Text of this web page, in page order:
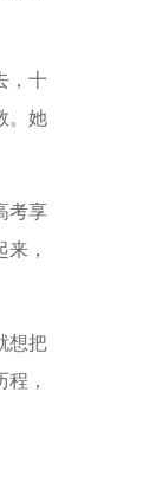
，十
。她
考享
，
想把
，